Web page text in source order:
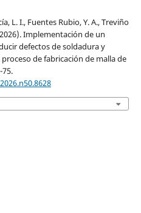
L. I., Fuentes Rubio, Y. A., Treviño
Implementación de un
defectos de soldadura y
de fabricación de malla de
75.